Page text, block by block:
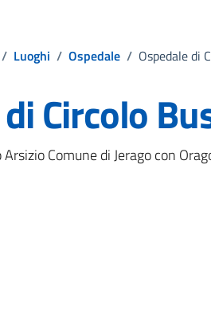
/ Luoghi / Ospedale / Ospedale di
Circolo
Comune di Jerago con